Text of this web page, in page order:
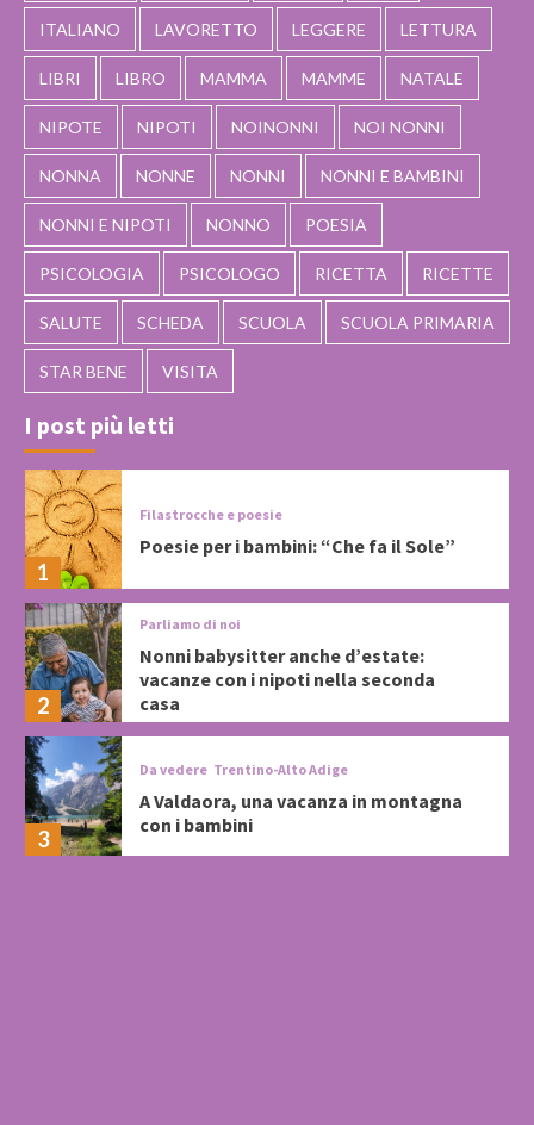
ITALIANO LAVORETTO LEGGERE LETTURA
LIBRI LIBRO MAMMA MAMME NATALE
NIPOTE NIPOTI NOINONNI NOI NONNI
NONNA NONNE NONNI NONNI E BAMBINI
NONNI E NIPOTI NONNO POESIA
PSICOLOGIA PSICOLOGO RICETTA RICETTE
SALUTE SCHEDA SCUOLA SCUOLA PRIMARIA
STAR BENE VISITA
I post più letti
1
Filastrocche e poesie
Poesie per i bambini: “Che fa il Sole”
2
Parliamo di noi
Nonni babysitter anche d’estate:
vacanze con i nipoti nella seconda
casa
3
Da vedere Trentino-Alto Adige
A Valdaora, una vacanza in montagna
con i bambini